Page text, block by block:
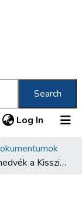
Search
Log In (current)
[Állatkert, medvék a Kissziklánál] [Budapest Zoo, bears at the Small Rock]